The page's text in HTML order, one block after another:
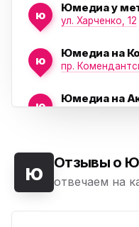
ю
Юмедиа у
ул. Харченко, 12
ю
Юмедиа на
пр.
ю
Юмедиа на
ю Морская
ю
Юмедиа на
ю Отзывы о
отвечаем на